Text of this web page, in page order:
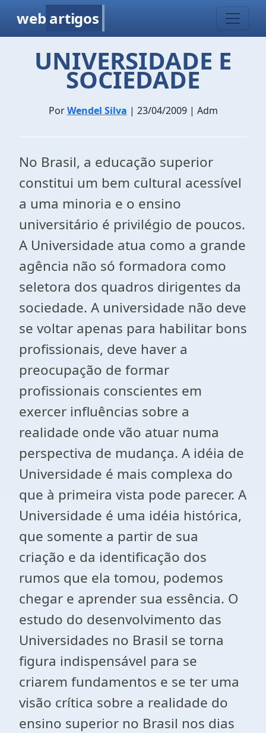
web artigos
UNIVERSIDADE E
SOCIEDADE
PorWendel Silva | 23/04/2009 | Adm
No Brasil, a educação superior
constitui um bem cultural acessível
a uma minoria e o ensino
universitário é privilégio de poucos.
A Universidade atua como a grande
agência não só formadora como
seletora dos quadros dirigentes da
sociedade. A universidade não deve
se voltar apenas para habilitar bons
profissionais, deve haver a
preocupação de formar
profissionais conscientes em
exercer influências sobre a
realidade onde vão atuar numa
perspectiva de mudança. A idéia de
Universidade é mais complexa do
que à primeira vista pode parecer. A
Universidade é uma idéia histórica,
que somente a partir de sua
criação e da identificação dos
rumos que ela tomou, podemos
chegar e aprender sua essência. O
estudo do desenvolvimento das
Universidades no Brasil se torna
figura indispensável para se
criarem fundamentos e se ter uma
visão crítica sobre a realidade do
ensino superior no Brasil nos dias